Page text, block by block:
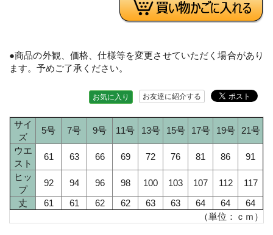
●商品の外観、価格、仕様等を変更させていただく場合があり
ます。予めご了承ください。
お友達に紹介する
お気に入り
サイ
ズ
5号 7号 9号 11号 13号 15号 17号 19号
21号
ウエ
スト
61 63 66 69 72 76 81 86
91
ヒッ
プ
92 94 96 98 100 103 107 112
117
丈
61 61 62 62 63 63 64 64
64
（単位：ｃｍ）